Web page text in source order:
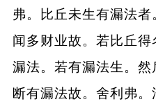
弗。比丘未生有漏法
闻多财业故。若比丘
漏法。若有漏法生。
断有漏法故。舍利弗。